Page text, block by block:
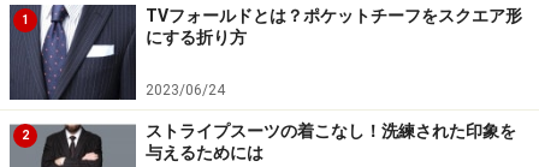
1
TVフォールドとは？ポケットチーフをスクエア形
にする折り方
2023/06/24
2
ストライプスーツの着こなし！洗練された印象を
与えるためには